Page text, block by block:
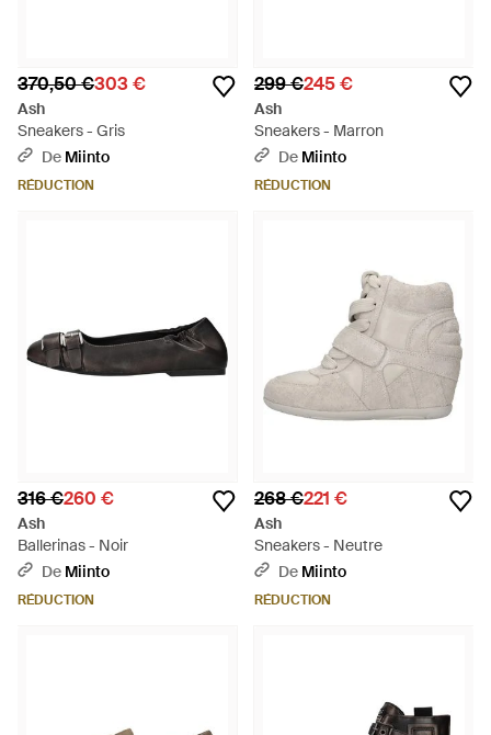
370,50 €303 €
Ash
Sneakers - Gris
De Miinto
RÉDUCTION
299 €245 €
Ash
Sneakers - Marron
De Miinto
RÉDUCTION
316 €260 €
Ash
Ballerinas - Noir
De Miinto
RÉDUCTION
268 €221 €
Ash
Sneakers - Neutre
De Miinto
RÉDUCTION